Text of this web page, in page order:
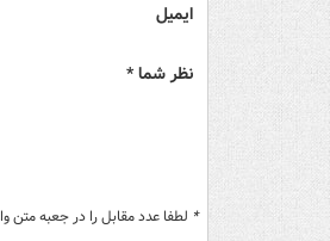
ایمیل
نظر شما *
* لطفا عدد مقابل را در جعبه متن